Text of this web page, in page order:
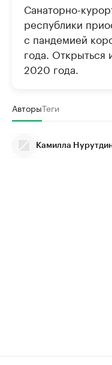
Санаторно-
республики
с пандемией
года.
2020 года.
АвторыТеги
Камилла